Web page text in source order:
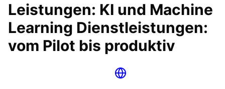
Leistungen: KI und Machine
Learning Dienstleistungen:
vom Pilot bis produktiv